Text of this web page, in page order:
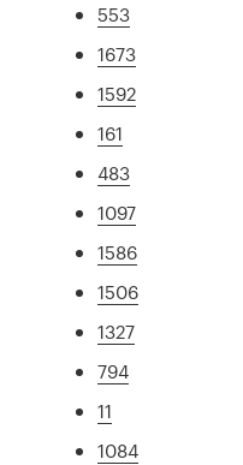
553
1673
1592
161
483
1097
1586
1506
1327
794
11
1084